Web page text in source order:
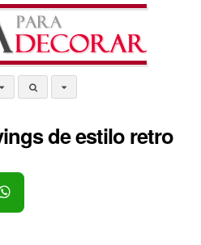
de estilo retro